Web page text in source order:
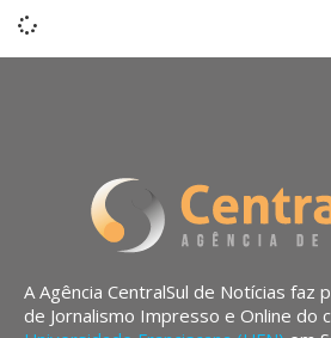
A Agência CentralSul de Notícias faz
de Jornalismo Impresso e Online do